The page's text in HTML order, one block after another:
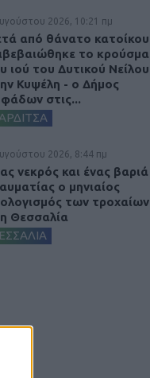
2026, 10:21 πμ
από θάνατο κατοίκου
το κρούσμα
ιού του Δυτικού Νείλου
Κυψέλη - ο Δήμος
στις...
2026, 8:44 πμ
νεκρός και ένας βαριά
ο μηνιαίος
των τροχαίων
Θεσσαλία